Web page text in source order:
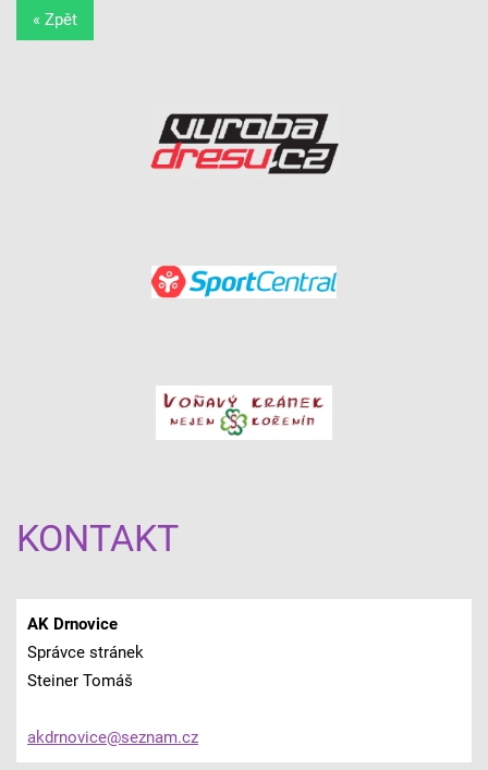
« Zpět
KONTAKT
AK Drnovice
Správce stránek
Steiner Tomáš
akdrnovice@seznam.cz